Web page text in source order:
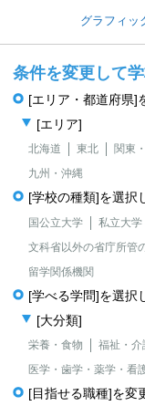
グラフィッ
条件を変更して
[エリア・都道府県]
[エリア]
北海道 東北 関東
九州・沖縄
[学校の種類]を選択
国公立大学 私立大学
文科省以外の省庁所管
留学関係機関
[学べる学問]を選択
[大分類]
栄養・食物 福祉・介
医学・歯学・薬学・看
[目指せる職種]を変